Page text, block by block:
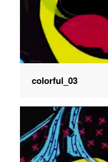
colorful_03